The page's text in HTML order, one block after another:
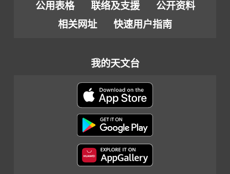
公用表格 联络及支援
公开资料
相关网址
快速用户指南
我的天文台